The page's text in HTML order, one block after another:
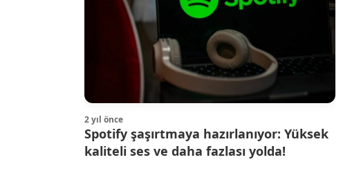
2 yıl önce
Spotify şaşırtmaya hazırlanıyor: Yüksek
kaliteli ses ve daha fazlası yolda!